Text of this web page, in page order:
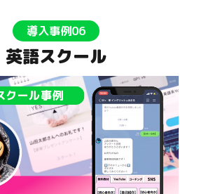
導入事例06
英語スクール